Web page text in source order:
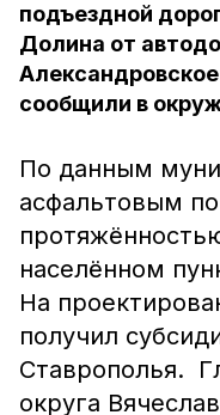
подъездной
Долина от
сообщили в
По данным
асфальтовым
населённом
На
получил
Ставрополья.
округа